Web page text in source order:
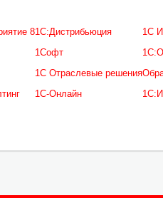
81С:Дистрибьюция
1Софт
1С Отраслевые решения
1С-Онлайн
1С